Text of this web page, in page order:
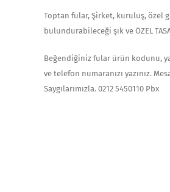
Toptan fular, Şirket, kuruluş, özel
bulundurabileceği şık ve ÖZEL
Beğendiğiniz fular ürün kodunu,
ve telefon numaranızı yazınız.
Saygılarımızla. 0212 5450110 Pbx